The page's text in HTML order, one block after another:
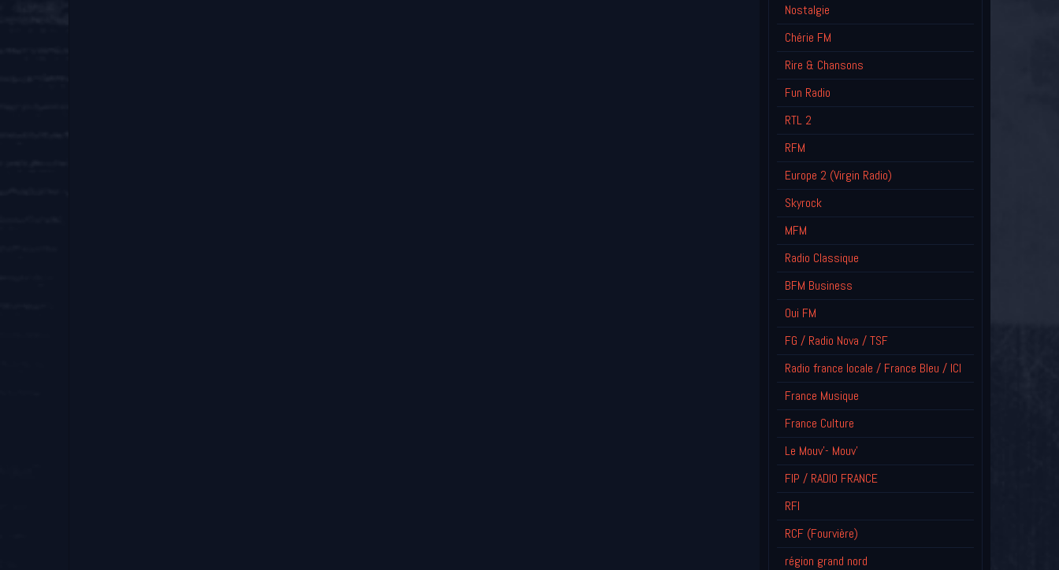
Nostalgie
Chérie FM
Rire & Chansons
Fun Radio
RTL 2
RFM
Europe 2 (Virgin Radio)
Skyrock
MFM
Radio Classique
BFM Business
Oui FM
FG / Radio Nova / TSF
Radio france locale / France Bleu / ICI
France Musique
France Culture
Le Mouv'- Mouv'
FIP / RADIO FRANCE
RFI
RCF (Fourvière)
région grand nord